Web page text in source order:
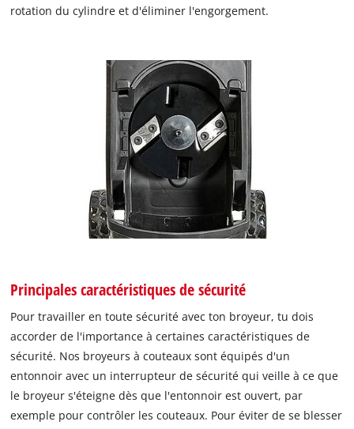
rotation du cylindre et d'éliminer l'engorgement.
Principales caractéristiques de sécurité
Pour travailler en toute sécurité avec ton broyeur, tu dois
accorder de l'importance à certaines caractéristiques de
sécurité. Nos broyeurs à couteaux sont équipés d'un
entonnoir avec un interrupteur de sécurité qui veille à ce que
le broyeur s'éteigne dès que l'entonnoir est ouvert, par
exemple pour contrôler les couteaux. Pour éviter de se blesser